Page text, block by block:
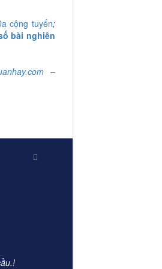
cộng tuyến;
bài nghiên
–